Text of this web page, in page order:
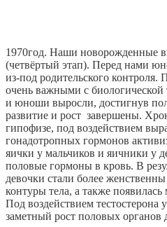
1970год. Наши новорожденные
(четвёртый этап). Перед нами
из-под родительского
очень важными с
и юноши выросли, достигнув
развитие и рост завершены.
гипофизе, под воздействием
гонадотропных гормонов
яички у мальчиков и яичники у
половые гормоны в кровь. В
девочки стали более
контуры тела, а также
Под воздействием тестостерона
заметный рост половых органов